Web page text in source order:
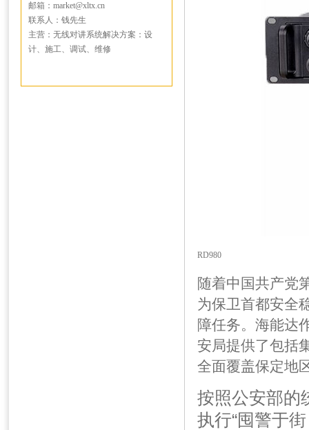
邮箱：market@xltx.cn
联系人：钱先生
主营：无线对讲系统解决方案：设
计、施工、调试、维修
RD980
随着中国共产党
为保卫首都安全
障任务。海能达
安局提供了包括
全面覆盖保定地
按照公安部的
执行“囤警于